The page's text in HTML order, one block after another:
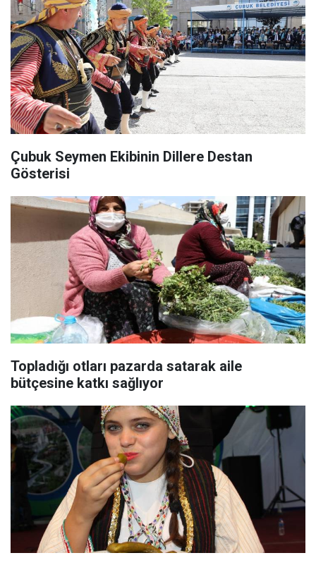
Çubuk Seymen Ekibinin Dillere Destan
Gösterisi
Topladığı otları pazarda satarak aile
bütçesine katkı sağlıyor